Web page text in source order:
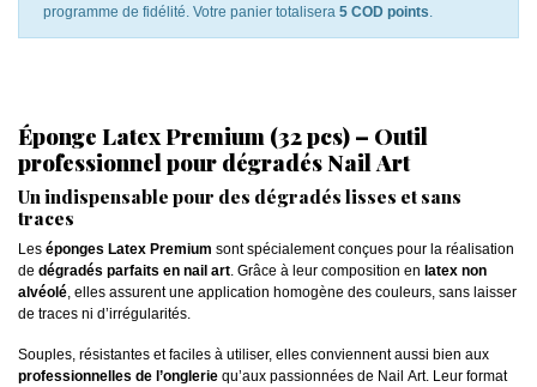
programme de fidélité. Votre panier totalisera 5 COD points.
Éponge Latex Premium (32 pcs) – Outil
professionnel pour dégradés Nail Art
Un indispensable pour des dégradés lisses et sans
traces
Les éponges Latex Premium sont spécialement conçues pour la réalisation
de dégradés parfaits en nail art. Grâce à leur composition en latex non
alvéolé, elles assurent une application homogène des couleurs, sans laisser
de traces ni d’irrégularités.
Souples, résistantes et faciles à utiliser, elles conviennent aussi bien aux
professionnelles de l’onglerie qu’aux passionnées de Nail Art. Leur format